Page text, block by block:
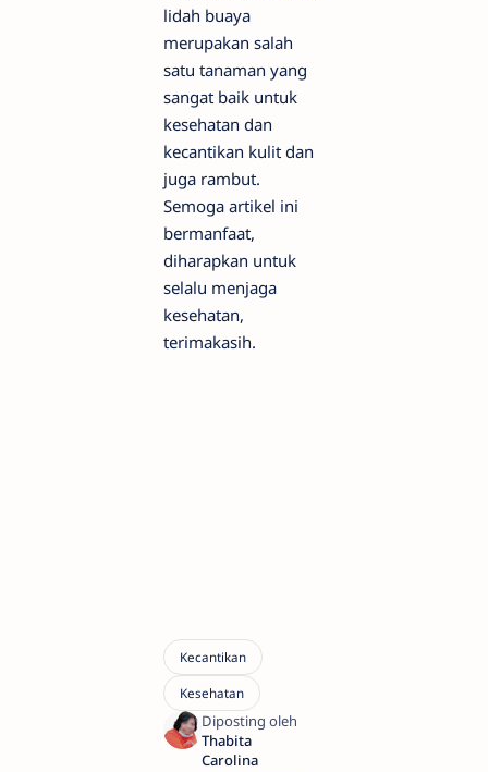
lidah buaya
merupakan salah
satu tanaman yang
sangat baik untuk
kesehatan dan
kecantikan kulit dan
juga rambut.
Semoga artikel ini
bermanfaat,
diharapkan untuk
selalu menjaga
kesehatan,
terimakasih.